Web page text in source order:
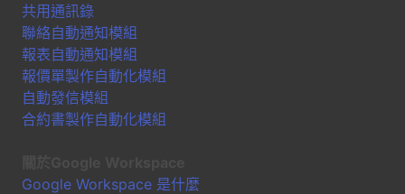
共用通訊錄
聯絡自動通知模組
報表自動通知模組
報價單製作自動化模組
自動發信模組
合約書製作自動化模組
Google Workspace 是什麼